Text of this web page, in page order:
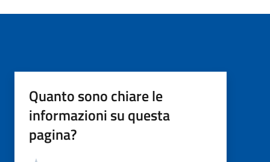
Quanto sono chiare le
informazioni su questa
pagina?